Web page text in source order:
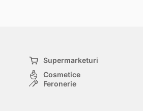
Supermarketuri
Cosmetice
Feronerie